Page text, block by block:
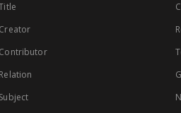
Creator
Contributor
Relation
Subject